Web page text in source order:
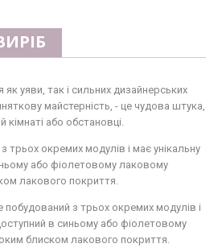
уяви, так і сильних дизайнерських
майстерність, - це чудова штука,
кімнаті або обстановці.
трьох окремих модулів і має унікальну
або фіолетовому лаковому
лакового покриття.
побудований з трьох окремих модулів і
в синьому або фіолетовому
блиском лакового покриття.